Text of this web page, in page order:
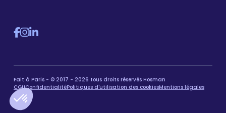
Fait à Paris - © 2017 - 2026 tous droits réservés Hosman
CGUConfidentialitéPolitiques d'utilisation des cookiesMentions légales